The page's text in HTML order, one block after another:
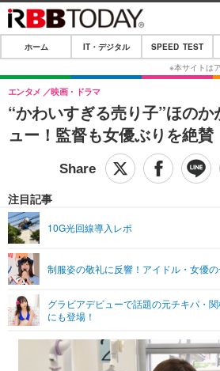
ホーム
IT・デジタル
IT・デジタルTOP
ショッピング
SPEED TEST
エンタメTOP
グラビア
ショッピング
ライフTOP
リリース一覧
プッシュ通知の停止方法
ホーム IT・デジタル SPEED TEST
“かわいすぎる売り子”ほの
ュー！監督も女優ぶりを絶賛
エンタメ 映画・ドラマ
注目記事
10G光回線導入レポ
制服姿の敬礼に反響！アイドル・女優
グラビアデビューで話題の元チキパ・
にも登場！